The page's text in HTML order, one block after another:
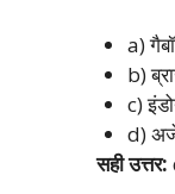
a)
b)
c)
d)
सही उत्तर: